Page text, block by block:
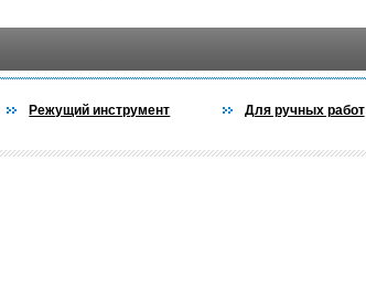
Режущий инструмент Для ручных работ